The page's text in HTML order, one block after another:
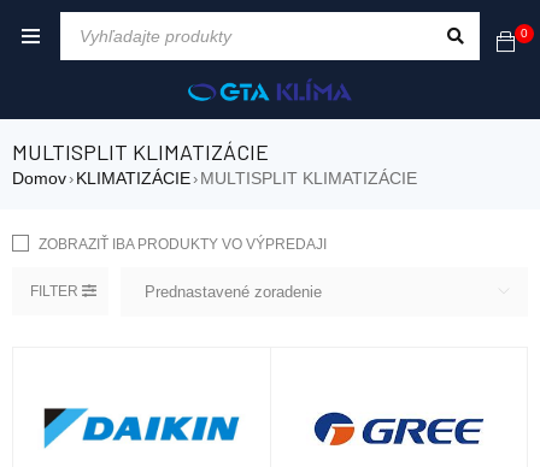
0
MULTISPLIT KLIMATIZÁCIE
Domov› KLIMATIZÁCIE› MULTISPLIT KLIMATIZÁCIE
FILTER Prednastavené zoradenie
ZOBRAZIŤ IBA PRODUKTY VO VÝPREDAJI